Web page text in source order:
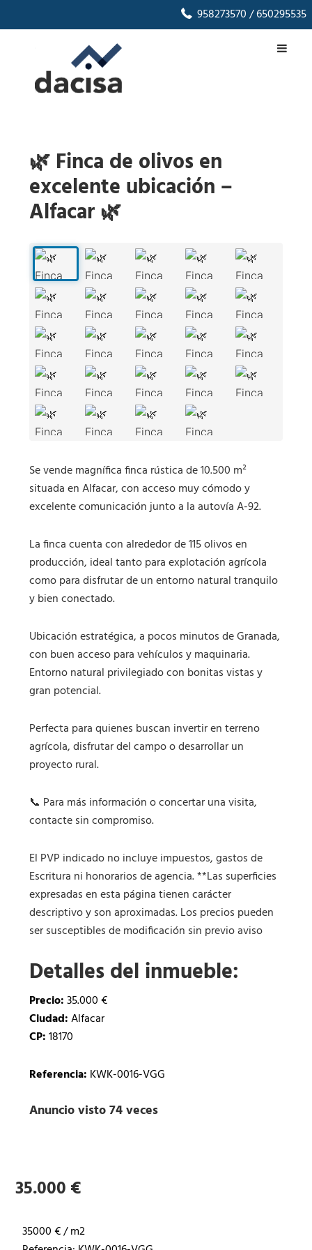
958273570/ 650295535
🌿 Finca de olivos en
excelente ubicación –
Alfacar 🌿
Se vende magnífica finca rústica de 10.500 m²
situada en Alfacar, con acceso muy cómodo y
excelente comunicación junto a la autovía A-92.
La finca cuenta con alrededor de 115 olivos en
producción, ideal tanto para explotación agrícola
como para disfrutar de un entorno natural tranquilo
y bien conectado.
Ubicación estratégica, a pocos minutos de Granada,
con buen acceso para vehículos y maquinaria.
Entorno natural privilegiado con bonitas vistas y
gran potencial.
Perfecta para quienes buscan invertir en terreno
agrícola, disfrutar del campo o desarrollar un
proyecto rural.
📞 Para más información o concertar una visita,
contacte sin compromiso.
El PVP indicado no incluye impuestos, gastos de
Escritura ni honorarios de agencia. **Las superficies
expresadas en esta página tienen carácter
descriptivo y son aproximadas. Los precios pueden
ser susceptibles de modificación sin previo aviso
Detalles del inmueble:
Precio:35.000 €
Ciudad:Alfacar
CP:18170
Referencia: KWK-0016-VGG
Anuncio visto 74 veces
35.000 €
35000 € / m2